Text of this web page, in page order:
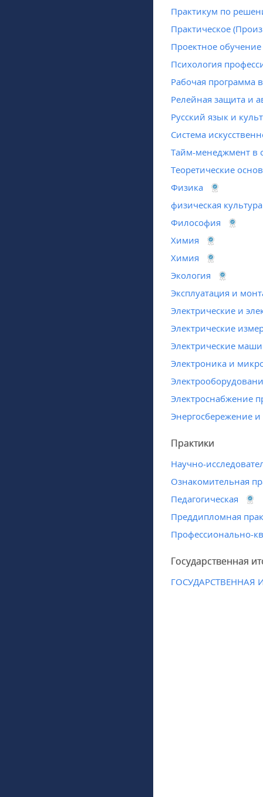
Практикум по
Практическое
Проектное обучение
Психология
Рабочая программа
Релейная защита и
Русский язык и
Система
Тайм-менеджмент в
Теоретические
Физика
физическая
Философия
Химия
Химия
Экология
Эксплуатация и
Электрические и
Электрические
Электрические
Электроника и
Электроснабжение
Энергосбережение и
Практики
Научно-
Ознакомительная
Педагогическая
Преддипломная
Профессионально-
Государственная
ГОСУДАРСТВЕННАЯ